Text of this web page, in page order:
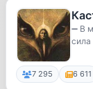
➖ В
сила
7 295 6 611